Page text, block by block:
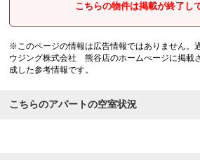
こちらの物件は掲載が終了し
※このページの情報は広告情報ではありません。
ウジング株式会社 熊谷店のホームぺージに掲載
成した参考情報です。
こちらのアパートの空室状況